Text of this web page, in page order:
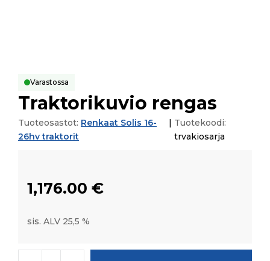
Varastossa
Traktorikuvio rengas
Tuoteosastot: Renkaat Solis 16-
26hv traktorit
| Tuotekoodi:
trvakiosarja
1,176.00 €
sis. ALV 25,5 %